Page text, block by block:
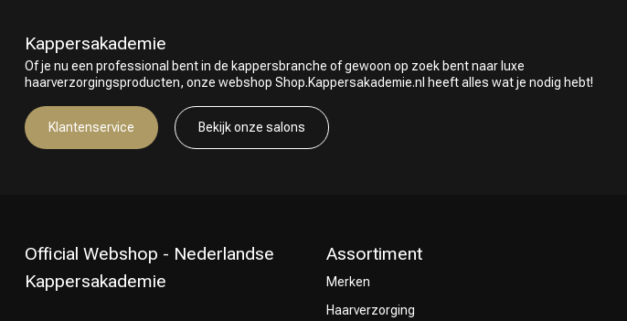
Kappersakademie
Of je nu een professional bent in de kappersbranche of gewoon op zoek bent naar luxe
haarverzorgingsproducten, onze webshop Shop.Kappersakademie.nl heeft alles wat je nodig hebt!
Klantenservice Bekijk onze salons
Official Webshop - Nederlandse
Kappersakademie
Assortiment
Merken
Haarverzorging